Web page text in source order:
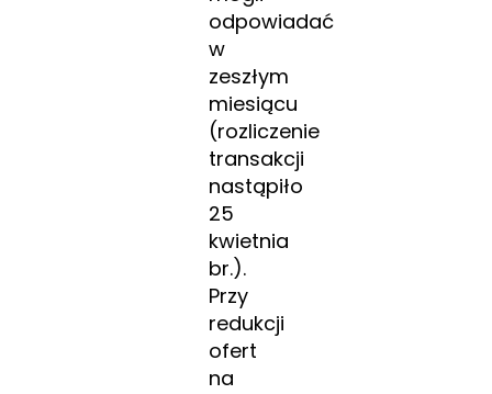
odpowiadać
w
zeszłym
miesiącu
(rozliczenie
transakcji
nastąpiło
25
kwietnia
br.).
Przy
redukcji
ofert
na